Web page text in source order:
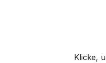
Klicke,